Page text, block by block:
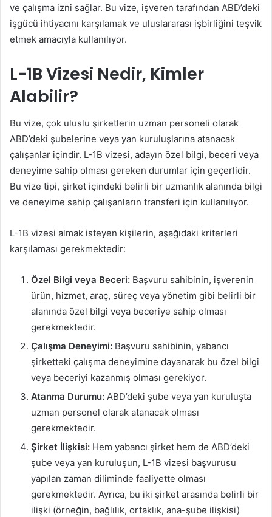
ve çalışma izni sağlar. Bu vize, işveren tarafından ABD’deki
işgücü ihtiyacını karşılamak ve uluslararası işbirliğini teşvik
etmek amacıyla kullanılıyor.
L-1B Vizesi Nedir, Kimler
Alabilir?
Bu vize, çok uluslu şirketlerin uzman personeli olarak
ABD’deki şubelerine veya yan kuruluşlarına atanacak
çalışanlar içindir. L-1B vizesi, adayın özel bilgi, beceri veya
deneyime sahip olması gereken durumlar için geçerlidir.
Bu vize tipi, şirket içindeki belirli bir uzmanlık alanında bilgi
ve deneyime sahip çalışanların transferi için kullanılıyor.
L-1B vizesi almak isteyen kişilerin, aşağıdaki kriterleri
karşılaması gerekmektedir:
Özel Bilgi veya Beceri: Başvuru sahibinin, işverenin
ürün, hizmet, araç, süreç veya yönetim gibi belirli bir
alanında özel bilgi veya beceriye sahip olması
gerekmektedir.
Çalışma Deneyimi: Başvuru sahibinin, yabancı
şirketteki çalışma deneyimine dayanarak bu özel bilgi
veya beceriyi kazanmış olması gerekiyor.
Atanma Durumu: ABD’deki şube veya yan kuruluşta
uzman personel olarak atanacak olması
gerekmektedir.
Şirket İlişkisi: Hem yabancı şirket hem de ABD’deki
şube veya yan kuruluşun, L-1B vizesi başvurusu
yapılan zaman diliminde faaliyette olması
gerekmektedir. Ayrıca, bu iki şirket arasında belirli bir
ilişki (örneğin, bağlılık, ortaklık, ana-şube ilişkisi)